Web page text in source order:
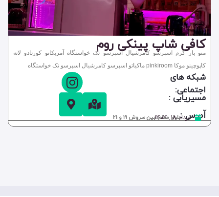
کافی شاپ پینکی روم
منو بار گرم اسپرسو کامرشیال اسپرسو تک خواستگاه آمریکانو کورتادو لاته
کاپوچینو موکا pinkiroom ماکیاتو اسپرسو کامرشیال اسپرسو تک خواستگاه
شبکه های
اجتماعی:
مسیریابی :
بلوار معلم، بین سروش 19 و 21آدرس :
مرداد ۱۸, ۱۴۰۴